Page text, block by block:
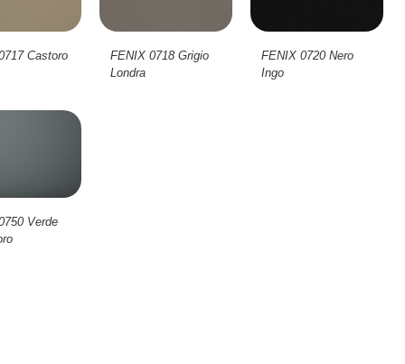
Castoro
FENIX 0718 Grigio
Londra
FENIX 0720 Nero
Ingo
Verde